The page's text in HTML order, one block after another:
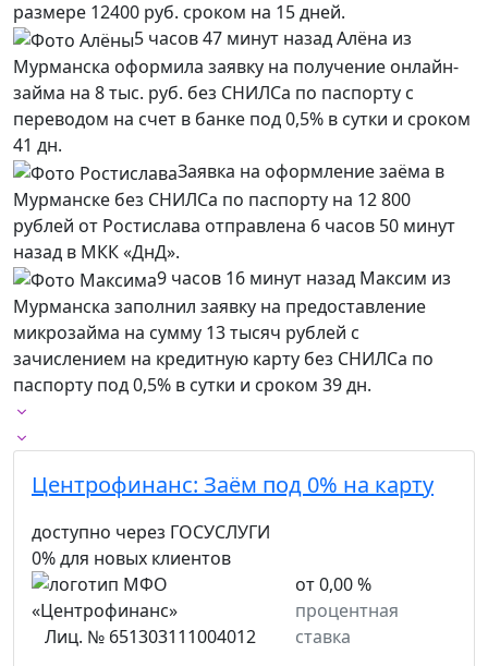
размере 12400 руб. сроком на 15 дней.
5 часов 47 минут назад Алёна из
Мурманска оформила заявку на получение онлайн-
займа на 8 тыс. руб. без СНИЛСа по паспорту с
переводом на счет в банке под 0,5% в сутки и сроком
41 дн.
Заявка на оформление заёма в
Мурманске без СНИЛСа по паспорту на 12 800
рублей от Ростислава отправлена 6 часов 50 минут
назад в МКК «ДнД».
9 часов 16 минут назад Максим из
Мурманска заполнил заявку на предоставление
микрозайма на сумму 13 тысяч рублей с
зачислением на кредитную карту без СНИЛСа по
паспорту под 0,5% в сутки и сроком 39 дн.
Центрофинанс: Заём под 0% на карту
доступно через ГОСУСЛУГИ
0% для новых клиентов
Лиц. № 651303111004012
от 0,00 %
процентная
ставка